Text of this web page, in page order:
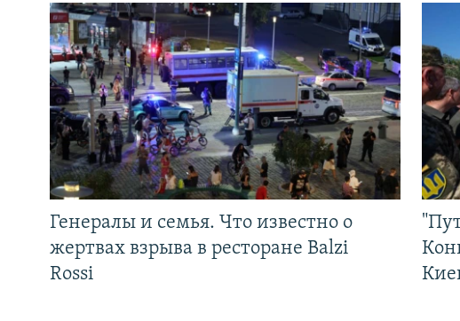
Генералы и семья. Что известно о
жертвах взрыва в ресторане Balzi
Rossi